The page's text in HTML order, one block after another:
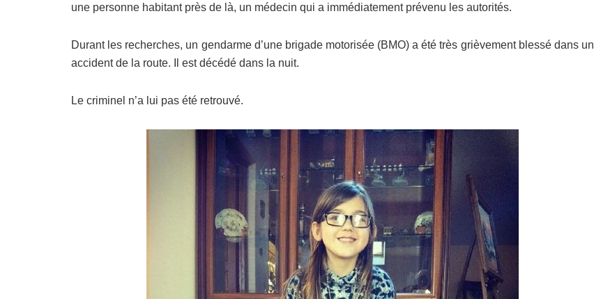
une personne habitant près de là, un médecin qui a immédiatement prévenu les autorités.
Durant les recherches, un gendarme d’une brigade motorisée (BMO) a été très grièvement blessé dans un
accident de la route. Il est décédé dans la nuit.
Le criminel n’a lui pas été retrouvé.